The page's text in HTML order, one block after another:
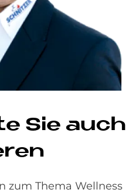
Sie auch
zum Thema Wellness